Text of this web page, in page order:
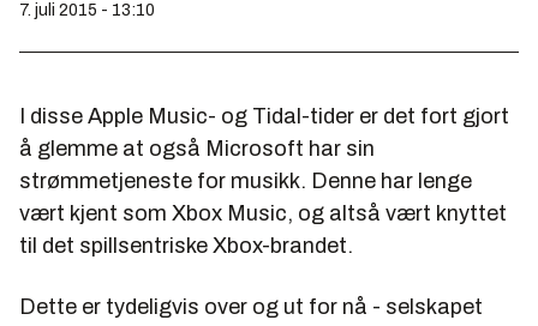
7. juli 2015 - 13:10
I disse Apple Music- og Tidal-tider er det fort gjort
å glemme at også Microsoft har sin
strømmetjeneste for musikk. Denne har lenge
vært kjent som Xbox Music, og altså vært knyttet
til det spillsentriske Xbox-brandet.
Dette er tydeligvis over og ut for nå - selskapet